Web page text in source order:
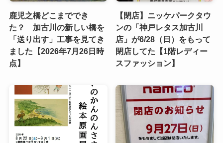
鹿児之橋どこまででき
た？ 加古川の新しい橋を
「送り出す」工事を見てき
ました【2026年7月26日時
点】
【閉店】ニッケパークタウ
ンの「神戸レタス加古川
店」が6/28（日）をもって
閉店してた【1階レディー
スファッション】